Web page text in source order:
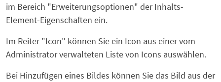
im Bereich "Erweiterungsoptionen" der Inhalts-
Element-Eigenschaften ein.
Im Reiter "Icon" können Sie ein Icon aus einer vom
Administrator verwalteten Liste von Icons auswählen.
Bei Hinzufügen eines Bildes können Sie das Bild aus der